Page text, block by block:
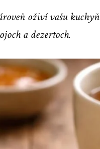
oživí vašu
a dezertoch.